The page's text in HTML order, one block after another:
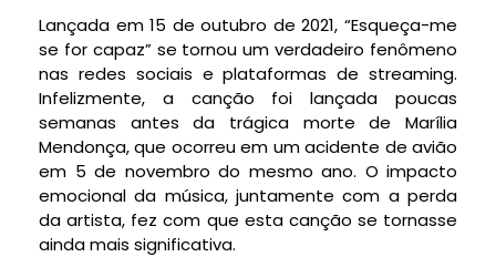
Lançada em 15 de outubro de 2021, “Esqueça-me
se for capaz” se tornou um verdadeiro fenômeno
nas redes sociais e plataformas de streaming.
Infelizmente, a canção foi lançada poucas
semanas antes da trágica morte de Marília
Mendonça, que ocorreu em um acidente de avião
em 5 de novembro do mesmo ano. O impacto
emocional da música, juntamente com a perda
da artista, fez com que esta canção se tornasse
ainda mais significativa.